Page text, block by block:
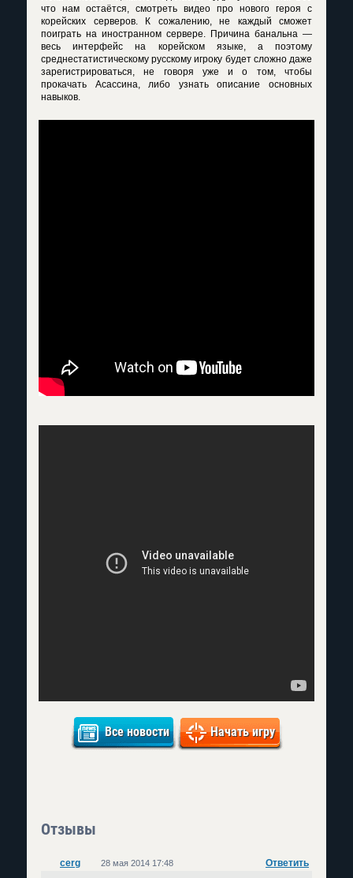
что нам остаётся, смотреть видео про нового героя с
корейских серверов. К сожалению, не каждый сможет
поиграть на иностранном сервере. Причина банальна —
весь интерфейс на корейском языке, а поэтому
среднестатистическому русскому игроку будет сложно даже
зарегистрироваться, не говоря уже и о том, чтобы
прокачать Асассина, либо узнать описание основных
навыков.
Все новости Начать игру
Отзывы
cerg Ответить
28 мая 2014 17:48